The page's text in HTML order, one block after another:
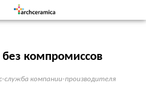
без компромиссов
служба компании-производителя